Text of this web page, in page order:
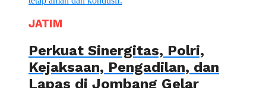
JATIM
Perkuat Sinergitas, Polri,
Kejaksaan, Pengadilan, dan
Lapas di Jombang Gelar